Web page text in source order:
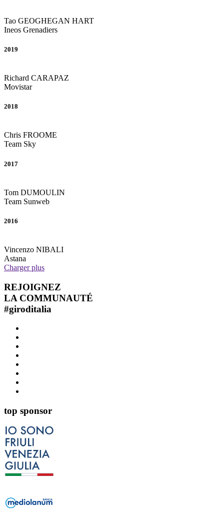
Tao GEOGHEGAN HART
Ineos Grenadiers
2019
Richard CARAPAZ
Movistar
2018
Chris FROOME
Team Sky
2017
Tom DUMOULIN
Team Sunweb
2016
Vincenzo NIBALI
Astana
Charger plus
REJOIGNEZ
LA COMMUNAUTÉ
#giroditalia
top sponsor